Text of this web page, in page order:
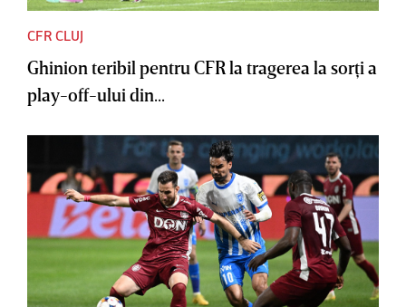
CFR CLUJ
Ghinion teribil pentru CFR la tragerea la sorţi a
play-off-ului din...